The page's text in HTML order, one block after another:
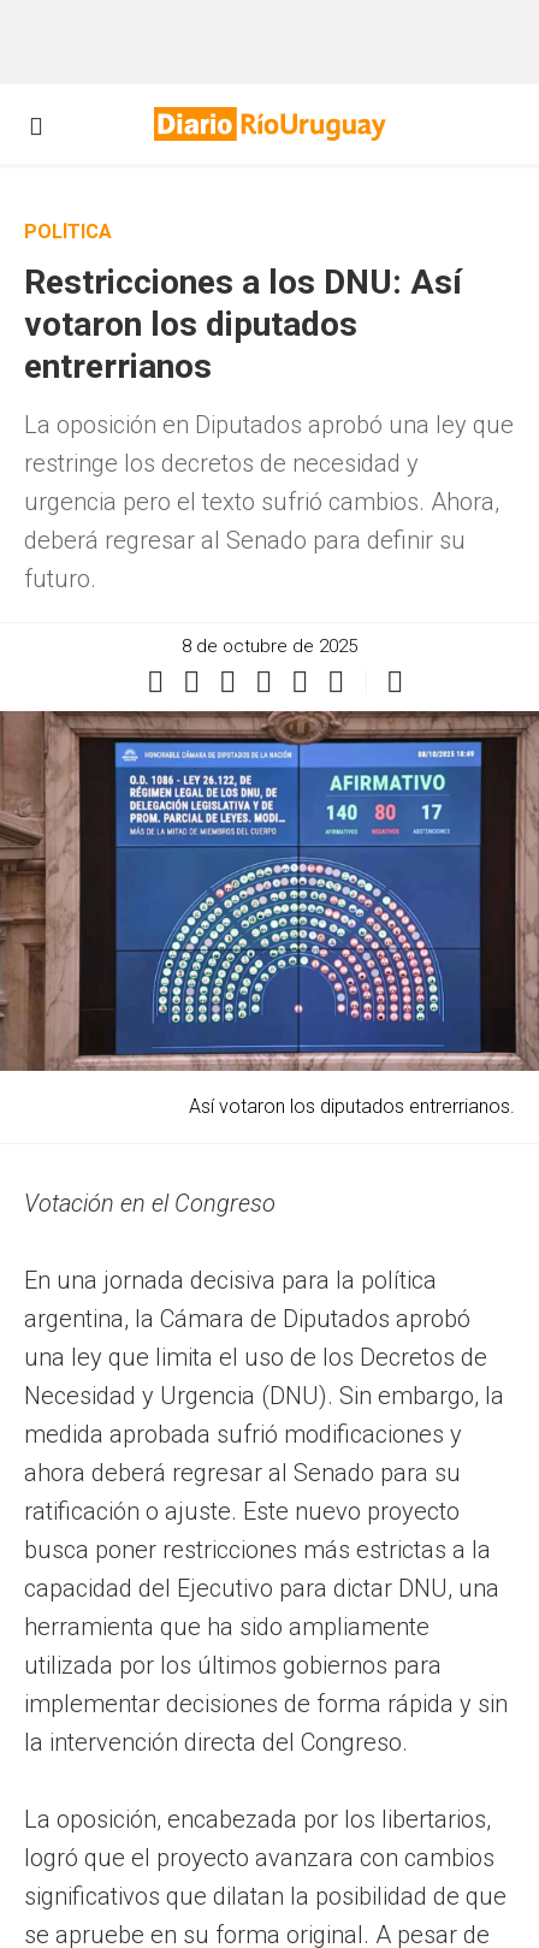
POLÍTICA
Restricciones a los DNU: Así
votaron los diputados
entrerrianos
La oposición en Diputados aprobó una ley que
restringe los decretos de necesidad y
urgencia pero el texto sufrió cambios. Ahora,
deberá regresar al Senado para definir su
futuro.
8 de octubre de 2025
Así votaron los diputados entrerrianos.
Votación en el Congreso
En una jornada decisiva para la política
argentina, la Cámara de Diputados aprobó
una ley que limita el uso de los Decretos de
Necesidad y Urgencia (DNU). Sin embargo, la
medida aprobada sufrió modificaciones y
ahora deberá regresar al Senado para su
ratificación o ajuste. Este nuevo proyecto
busca poner restricciones más estrictas a la
capacidad del Ejecutivo para dictar DNU, una
herramienta que ha sido ampliamente
utilizada por los últimos gobiernos para
implementar decisiones de forma rápida y sin
la intervención directa del Congreso.
La oposición, encabezada por los libertarios,
logró que el proyecto avanzara con cambios
significativos que dilatan la posibilidad de que
se apruebe en su forma original. A pesar de